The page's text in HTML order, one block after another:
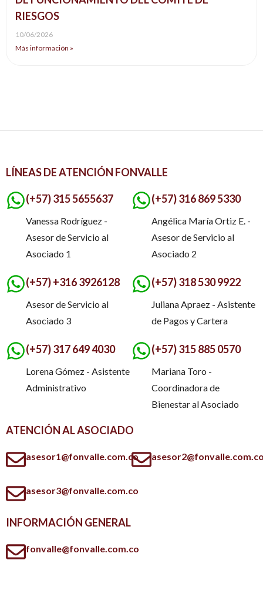
RIESGOS
10/06/2026
Más información »
LÍNEAS DE ATENCIÓN FONVALLE
(+57) 315 5655637
Vanessa Rodríguez -
Asesor de Servicio al
Asociado 1
(+57) 316 869 5330
Angélica María Ortiz E. -
Asesor de Servicio al
Asociado 2
(+57) +316 3926128
Asesor de Servicio al
Asociado 3
(+57) 318 530 9922
Juliana Apraez - Asistente
de Pagos y Cartera
(+57) 317 649 4030
Lorena Gómez - Asistente
Administrativo
(+57) 315 885 0570
Mariana Toro -
Coordinadora de
Bienestar al Asociado
ATENCIÓN AL ASOCIADO
asesor1@fonvalle.com.co
asesor3@fonvalle.com.co
INFORMACIÓN GENERAL
fonvalle@fonvalle.com.co